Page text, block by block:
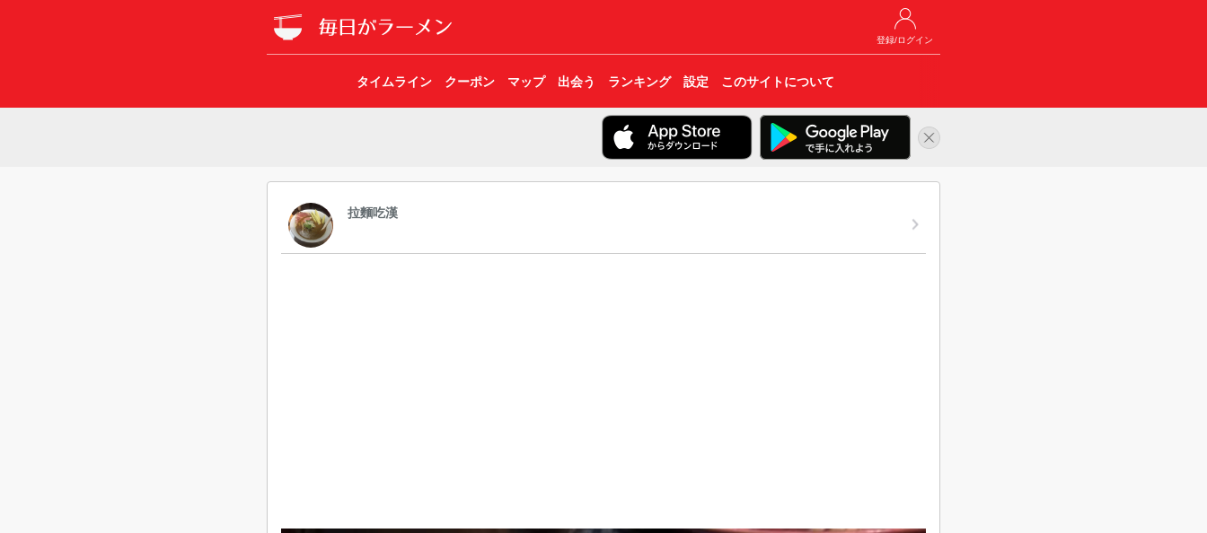
登録/ログイン
タイムライン クーポン マップ 出会う ランキング 設定 このサイトについて
拉麵吃漢